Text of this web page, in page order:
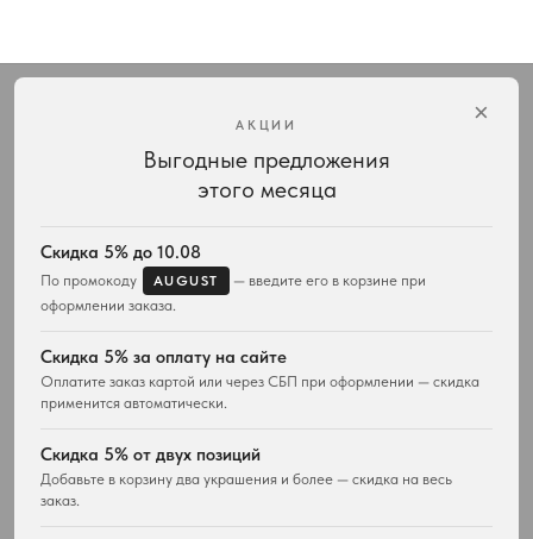
×
АКЦИИ
Выгодные предложения
этого месяца
Скидка 5% до 10.08
По промокоду AUGUST
— введите его в корзине при
оформлении заказа.
Скидка 5% за оплату на сайте
Оплатите заказ картой или через СБП при оформлении — скидка
применится автоматически.
Скидка 5% от двух позиций
Добавьте в корзину два украшения и более — скидка на весь
заказ.
Интернет-магазин украшений Vivienne Westwood с доставкой по всей России
Весь ассортимент
Подвески и ожерелья
Серьги
Кольца
Доставка
Возврат товара
О магазине